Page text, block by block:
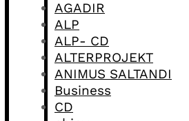
AGADIR
ALP
ALP- CD
ALTERPROJEKT
ANIMUS SALTANDI
Business
CD